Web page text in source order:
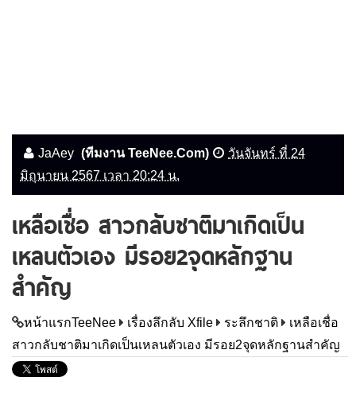
JaAey (ทีมงาน TeeNee.Com)
วันจันทร์ ที่ 24
มิถุนายน 2567 เวลา 20:24 น.
เหลือเชื่อ สาวกลับชาติมาเกิดเป็น
เหลนตัวเอง มีรอย2จุดหลักฐาน
สำคัญ
หน้าแรกTeeNee เรื่องลึกลับ Xfile ระลึกชาติ
เหลือเชื่อ
สาวกลับชาติมาเกิดเป็นเหลนตัวเอง มีรอย2จุดหลักฐานสำคัญ